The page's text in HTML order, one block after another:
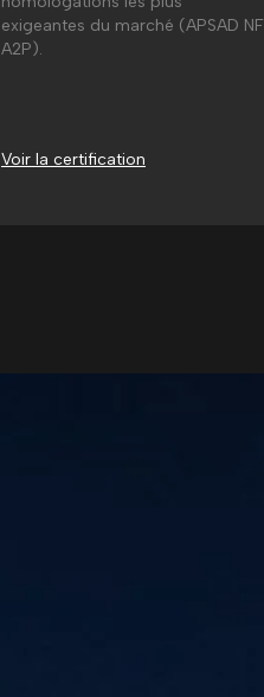
exigeantes du marché (APSAD NF
A2P).
Voir la certification